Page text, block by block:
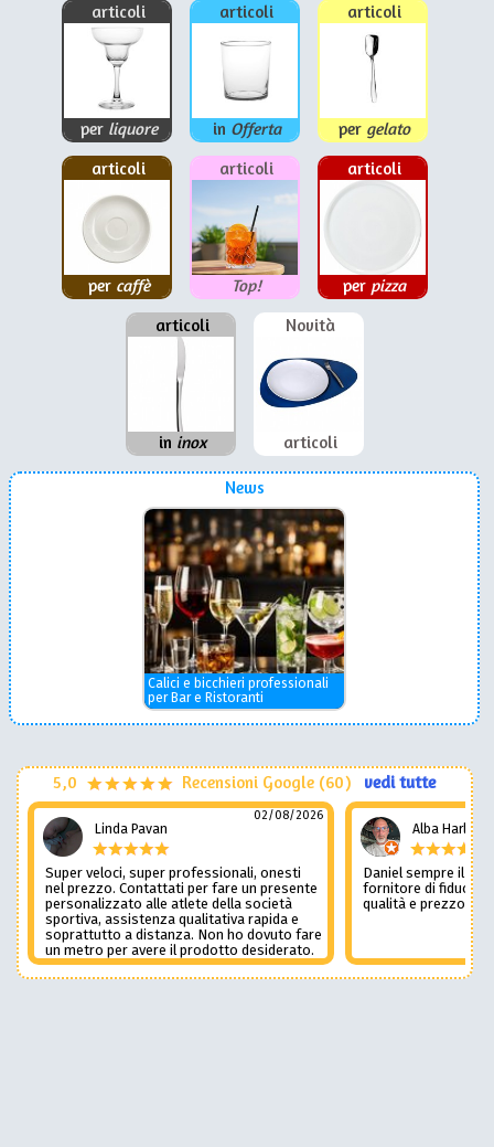
articoli
per liquore
articoli
in Offerta
articoli
per gelato
articoli
per caffè
articoli
Top!
articoli
per pizza
articoli
in inox
Novità
articoli
News
Calici e bicchieri professionali
per Bar e Ristoranti
5,0 Recensioni Google (60) vedi tutte
Linda Pavan
02/08/2026
Super veloci, super professionali, onesti
nel prezzo. Contattati per fare un presente
personalizzato alle atlete della società
sportiva, assistenza qualitativa rapida e
soprattutto a distanza. Non ho dovuto fare
un metro per avere il prodotto desiderato.
Una assistenza del genere è rara e
preziosa. Credo li contatterò ancora in
Alba Harley
Daniel sempre il
fornitore di fiducia
qualità e prezzo